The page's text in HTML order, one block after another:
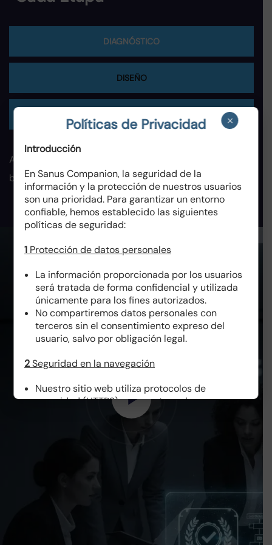
DIAGNÓSTICO
DISEÑO
Analizamos la situación actual, identificamos riesgos,
brechas normativas y puntos críticos de mejora.
Políticas de Privacidad
Introducción
En Sanus Companion, la seguridad de la
información y la protección de nuestros usuarios
son una prioridad. Para garantizar un entorno
confiable, hemos establecido las siguientes
políticas de seguridad:
1 Protección de datos personales
La información proporcionada por los usuarios
será tratada de forma confidencial y utilizada
únicamente para los fines autorizados.
No compartiremos datos personales con
terceros sin el consentimiento expreso del
usuario, salvo por obligación legal.
2Seguridad en la navegación
Nuestro sitio web utiliza protocolos de
seguridad (HTTPS) para proteger la
comunicación entre el navegador del usuario y
Recomendamos a los usuarios mantener
Las cuentas de usuario deben estar protegidas
con contraseñas seguras (combinación de
letras, números y caracteres especiales).
×